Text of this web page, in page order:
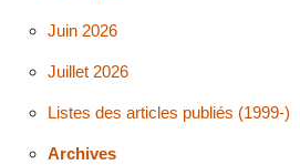
Juin 2026
Juillet 2026
Listes des articles publiés (1999-)
Archives